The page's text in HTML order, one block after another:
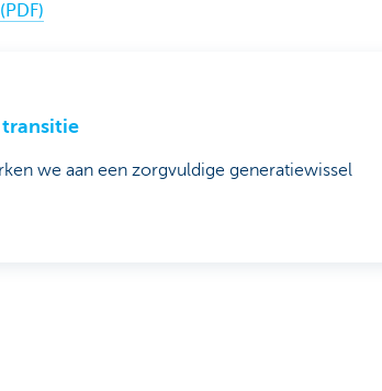
transitie
we aan een zorgvuldige generatiewissel